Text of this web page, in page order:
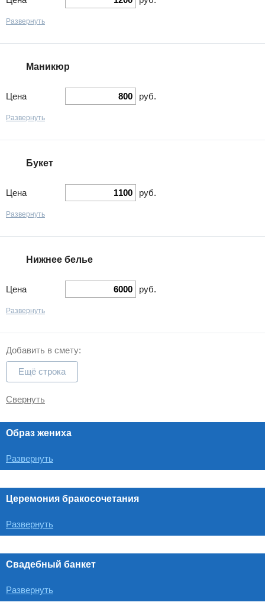
Развернуть
Маникюр
Цена руб.
Развернуть
Букет
Цена руб.
Развернуть
Нижнее белье
Цена руб.
Развернуть
Добавить в смету:
Ещё строка
Свернуть
Образ жениха
Развернуть
Церемония бракосочетания
Развернуть
Свадебный банкет
Развернуть